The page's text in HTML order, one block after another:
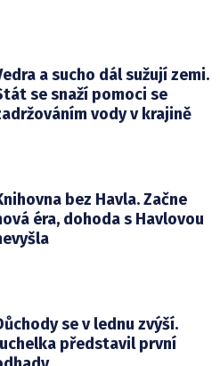
a sucho dál sužují zemi.
se snaží pomoci se
vody v krajině
bez Havla. Začne
éra, dohoda s Havlovou
se v lednu zvýší.
představil první